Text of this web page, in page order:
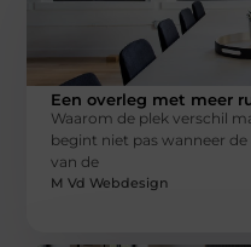
Een overleg met meer
Waarom de plek verschil
begint niet pas wanneer
van de
M Vd Webdesign